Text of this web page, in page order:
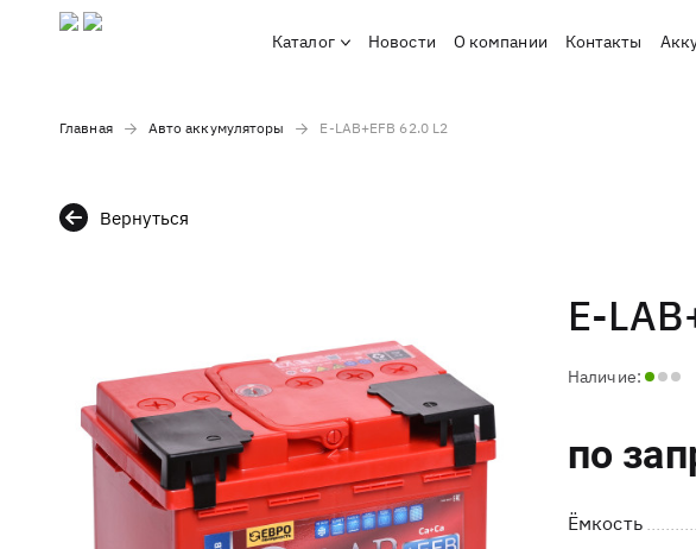
Каталог Новости О компании Контакты
Главная Авто аккумуляторы E-LAB+EFB 62.0 L2
Вернуться
E-
Наличие:
по
Ёмкость